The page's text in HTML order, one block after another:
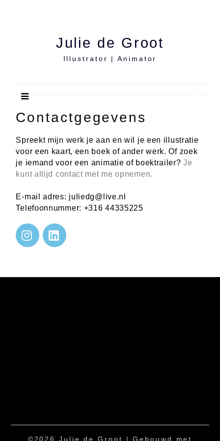
Julie de Groot
Illustrator | Animator
Contactgegevens
Spreekt mijn werk je aan en wil je een illustratie
voor een kaart, een boek of ander werk. Of zoek
je iemand voor een animatie of boektrailer?Je
kunt altijd contact met me opnemen.
E-mail adres: juliedg@live.nl
Telefoonnummer: +316 44335225
©2026 Julie de Groot | Gebouwd met